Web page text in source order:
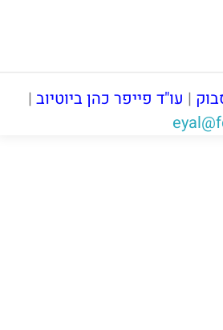
| עו"ד פייפר כהן ביוטיוב |